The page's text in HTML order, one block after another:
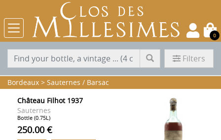
0
Filters
Bordeaux > Sauternes / Barsac
Château Filhot 1937
Sauternes
Bottle (0.75L)
250.00 €